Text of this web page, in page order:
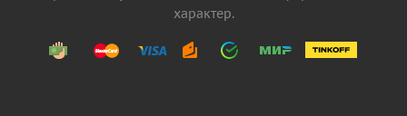
характер.